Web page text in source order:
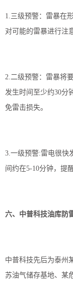
1.三级预警：雷暴在
对可能的雷暴进行注
2.二级预警：雷暴将
发生时间至少约30分
免雷击损失。
3.一级预警:雷电很快
间约在5-10分钟，提
六、中普科技油库防
中普科技先后为泰州
苏油气储存基地、某